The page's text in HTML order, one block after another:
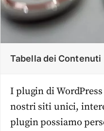
Tabella dei Contenuti
I plugin di
nostri siti unici,
plugin possiamo